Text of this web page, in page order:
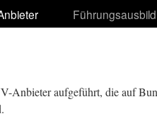
Anbieter aufgeführt, die auf